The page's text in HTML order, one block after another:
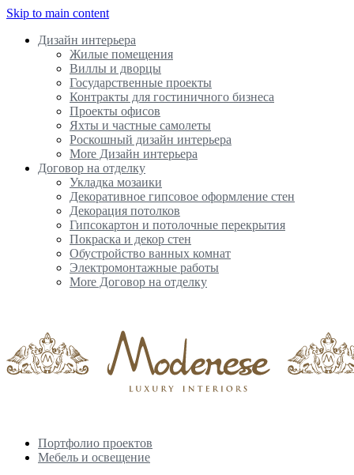
Skip to main content
Дизайн интерьера
Жилые помещения
Виллы и дворцы
Государственные проекты
Контракты для гостиничного бизнеса
Проекты офисов
Яхты и частные самолеты
Роскошный дизайн интерьера
More Дизайн интерьера
Договор на отделку
Укладка мозаики
Декоративное гипсовое оформление стен
Декорация потолков
Гипсокартон и потолочные перекрытия
Покраска и декор стен
Обустройство ванных комнат
Электромонтажные работы
More Договор на отделку
Портфолио проектов
Мебель и освещение